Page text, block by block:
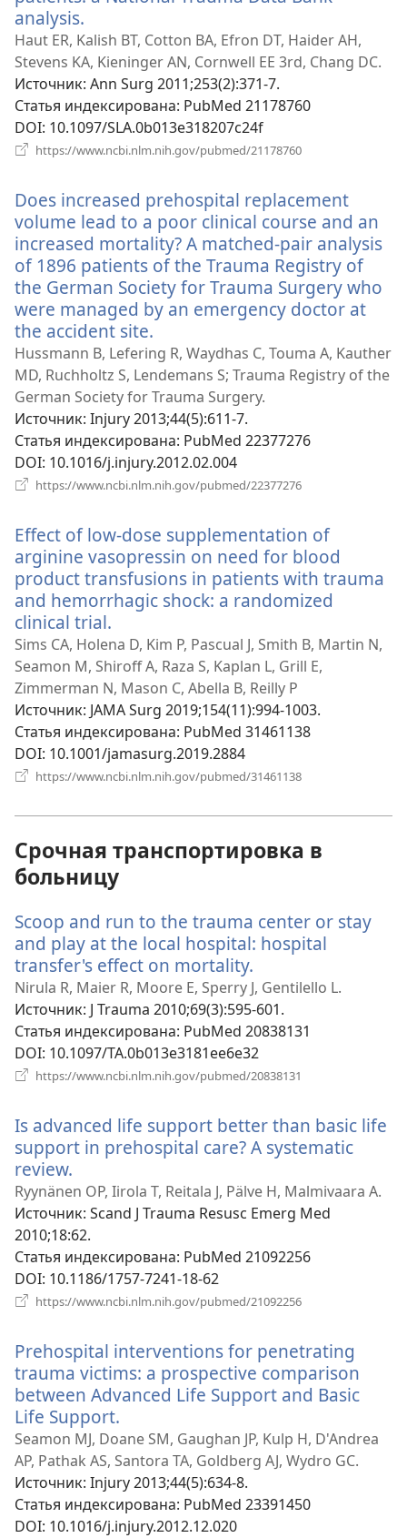
analysis.
в
новом
окне)
Haut ER, Kalish BT, Cotton BA, Efron DT, Haider AH,
Stevens KA, Kieninger AN, Cornwell EE 3rd, Chang DC.
Источник‎: Ann Surg 2011;253(2):371-7.
Статья индексирована‎: PubMed 21178760
DOI‎: 10.1097/SLA.0b013e318207c24f
https://www.ncbi.nlm.nih.gov/pubmed/21178760
окне)
Does increased prehospital replacement
volume lead to a poor clinical course and an
increased mortality? A matched-pair analysis
of 1896 patients of the Trauma Registry of
the German Society for Trauma Surgery who
were managed by an emergency doctor at
the accident site.
в
новом
окне)
Hussmann B, Lefering R, Waydhas C, Touma A, Kauther
MD, Ruchholtz S, Lendemans S; Trauma Registry of the
German Society for Trauma Surgery.
Источник‎: Injury 2013;44(5):611-7.
Статья индексирована‎: PubMed 22377276
DOI‎: 10.1016/j.injury.2012.02.004
https://www.ncbi.nlm.nih.gov/pubmed/22377276
окне)
Effect of low-dose supplementation of
arginine vasopressin on need for blood
product transfusions in patients with trauma
and hemorrhagic shock: a randomized
clinical trial.
в
новом
окне)
Sims CA, Holena D, Kim P, Pascual J, Smith B, Martin N,
Seamon M, Shiroff A, Raza S, Kaplan L, Grill E,
Zimmerman N, Mason C, Abella B, Reilly P
Источник‎: JAMA Surg 2019;154(11):994-1003.
Статья индексирована‎: PubMed 31461138
DOI‎: 10.1001/jamasurg.2019.2884
https://www.ncbi.nlm.nih.gov/pubmed/31461138
Срочная транспортировка в
больницу
Scoop and run to the trauma center or stay
and play at the local hospital: hospital
transfer's effect on mortality.
в
новом
окне)
Nirula R, Maier R, Moore E, Sperry J, Gentilello L.
Источник‎: J Trauma 2010;69(3):595-601.
Статья индексирована‎: PubMed 20838131
DOI‎: 10.1097/TA.0b013e3181ee6e32
https://www.ncbi.nlm.nih.gov/pubmed/20838131
окне)
Is advanced life support better than basic life
support in prehospital care? A systematic
review.
в
новом
окне)
Ryynänen OP, Iirola T, Reitala J, Pälve H, Malmivaara A.
Источник‎: Scand J Trauma Resusc Emerg Med
2010;18:62.
Статья индексирована‎: PubMed 21092256
DOI‎: 10.1186/1757-7241-18-62
https://www.ncbi.nlm.nih.gov/pubmed/21092256
окне)
Prehospital interventions for penetrating
trauma victims: a prospective comparison
between Advanced Life Support and Basic
Life Support.
в
новом
окне)
Seamon MJ, Doane SM, Gaughan JP, Kulp H, D'Andrea
AP, Pathak AS, Santora TA, Goldberg AJ, Wydro GC.
Источник‎: Injury 2013;44(5):634-8.
Статья индексирована‎: PubMed 23391450
DOI‎: 10.1016/j.injury.2012.12.020